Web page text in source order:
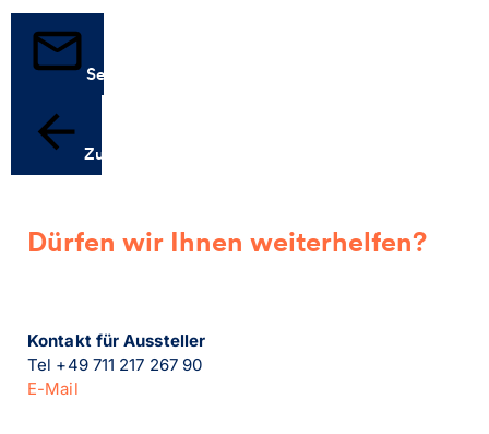
Senden
Zurück
Dürfen wir Ihnen weiterhelfen?
Kontakt für Aussteller
Tel +49 711 217 267 90
E-Mail